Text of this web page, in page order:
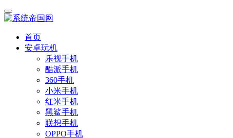
首页
安卓玩机
乐视手机
酷派手机
360手机
小米手机
红米手机
黑鲨手机
联想手机
OPPO手机